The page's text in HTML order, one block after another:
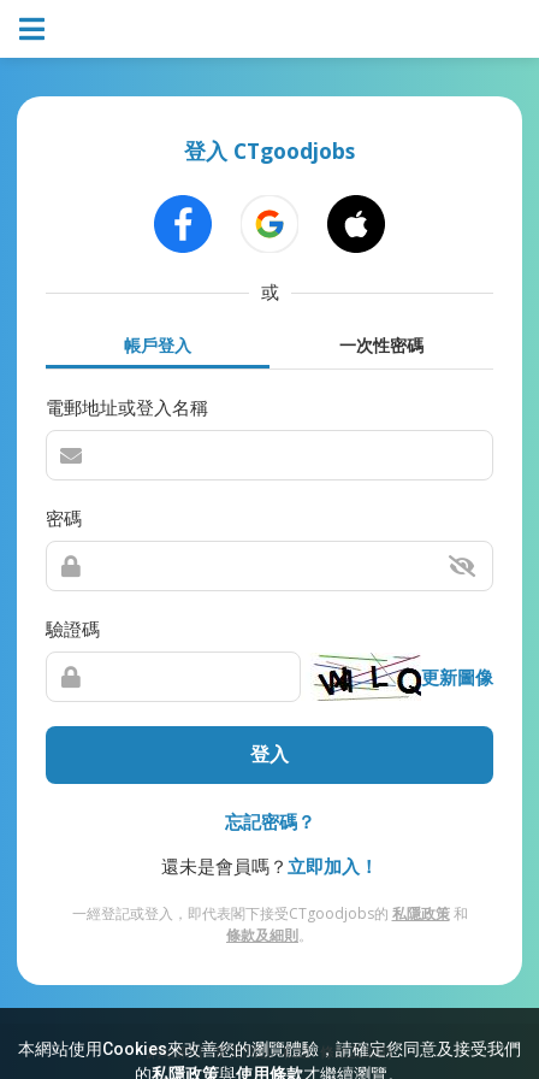
本網站使用Cookies來改善您的瀏覽體驗，請確定您同意及接受我們
的私隱政策與使用條款才繼續瀏覽。
登入 CTgoodjobs
或
帳戶登入 一次性密碼
電郵地址或登入名稱
密碼
驗證碼
更新圖像
登入
忘記密碼？
還未是會員嗎？ 立即加入！
一經登記或登入，即代表閣下接受CTgoodjobs的 私隱政策和
條款及細則。
網站索引 常見問題 私隱 條款及細則